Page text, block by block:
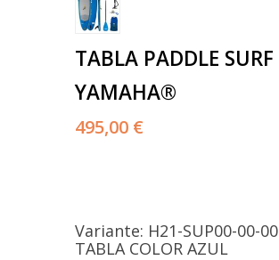
TABLA PADDLE SURF
YAMAHA®
495,00 €
Variante: H21-SUP00-00-00
TABLA COLOR AZUL